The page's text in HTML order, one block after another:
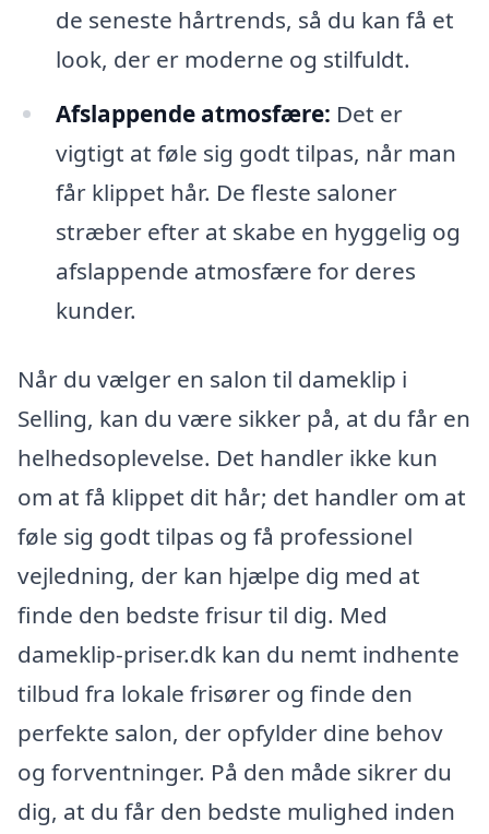
de seneste hårtrends, så du kan få et
look, der er moderne og stilfuldt.
Afslappende atmosfære: Det er
vigtigt at føle sig godt tilpas, når man
får klippet hår. De fleste saloner
stræber efter at skabe en hyggelig og
afslappende atmosfære for deres
kunder.
Når du vælger en salon til dameklip i
Selling, kan du være sikker på, at du får en
helhedsoplevelse. Det handler ikke kun
om at få klippet dit hår; det handler om at
føle sig godt tilpas og få professionel
vejledning, der kan hjælpe dig med at
finde den bedste frisur til dig. Med
dameklip-priser.dk kan du nemt indhente
tilbud fra lokale frisører og finde den
perfekte salon, der opfylder dine behov
og forventninger. På den måde sikrer du
dig, at du får den bedste mulighed inden